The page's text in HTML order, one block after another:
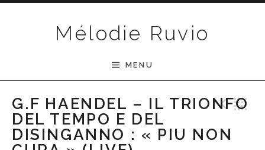
Mélodie Ruvio
MENU
G.F HAENDEL – IL TRIONFO
DEL TEMPO E DEL
DISINGANNO : « PIU NON